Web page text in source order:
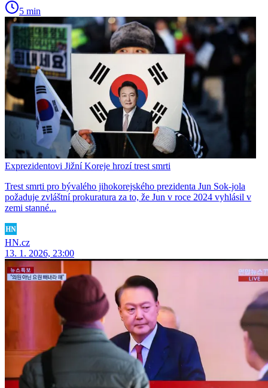
5 min
Exprezidentovi Jižní Koreje hrozí trest smrti
Trest smrti pro bývalého jihokorejského prezidenta Jun Sok‑jola
požaduje zvláštní prokuratura za to, že Jun v roce 2024 vyhlásil v
zemi stanné...
HN.cz
13. 1. 2026, 23:00